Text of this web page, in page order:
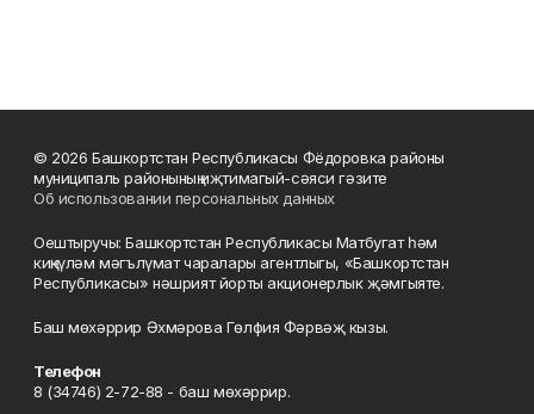
© 2026 Башкортстан Республикасы Фёдоровка районы
муниципаль районының иҗтимагый-сәяси гәзите
Об использовании персональных данных
Оештыручы: Башкортстан Республикасы Матбугат һәм
киңкүләм мәгълүмат чаралары агентлыгы, «Башкортстан
Республикасы» нәшрият йорты акционерлык җәмгыяте.
Баш мөхәррир Әхмәрова Гөлфия Фәрвәҗ кызы.
Телефон
8 (34746) 2-72-88 - баш мөхәррир.